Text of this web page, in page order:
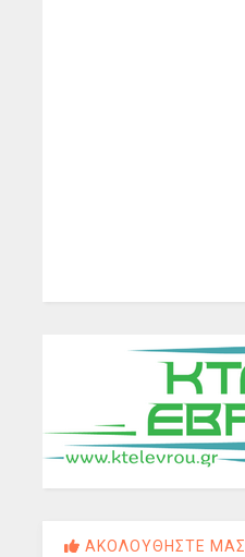
ΑΚΟΛΟΥΘΗΣΤΕ ΜΑΣ